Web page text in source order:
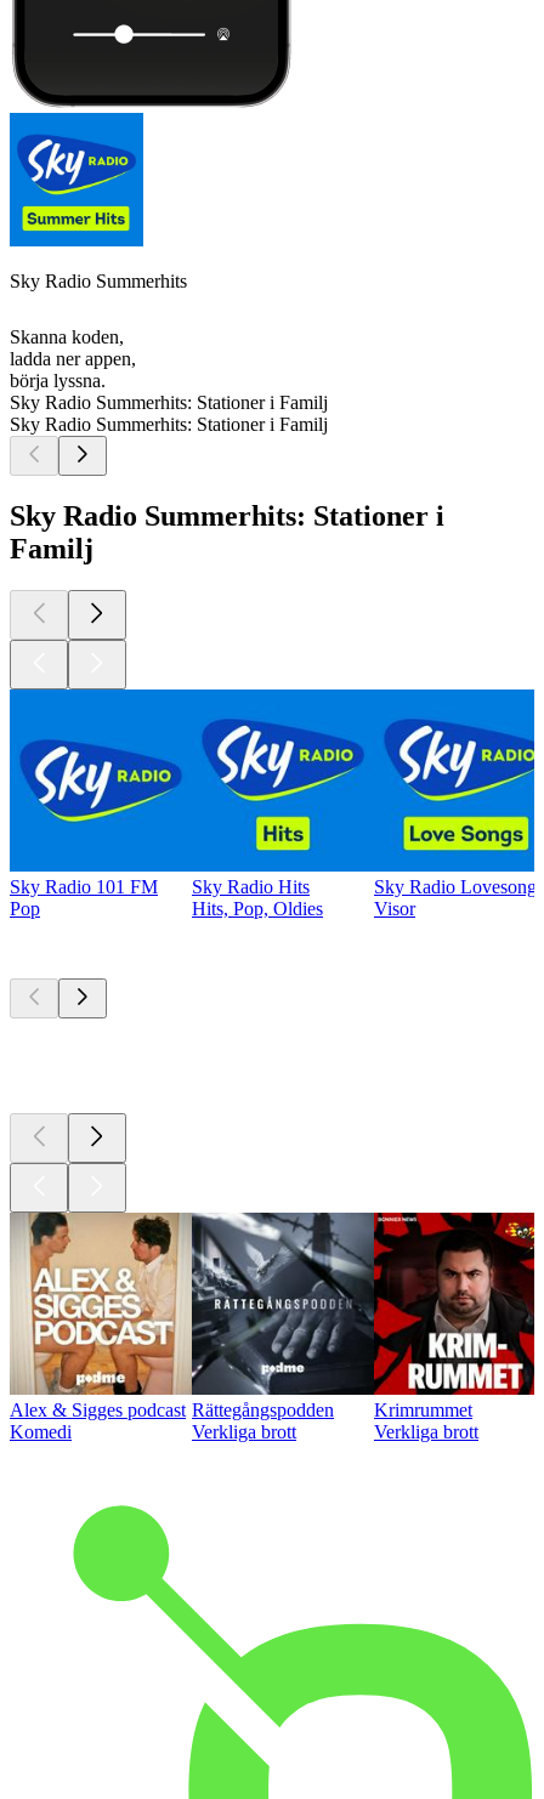
Sky Radio Summerhits
Skanna koden,
ladda ner appen,
börja lyssna.
Sky Radio Summerhits: Stationer i Familj
Sky Radio Summerhits: Stationer i Familj
Sky Radio Summerhits: Stationer i
Familj
Sky Radio 101 FM
Pop
Sky Radio Hits
Hits, Pop, Oldies
Sky Radio Lovesongs
Visor
Alex & Sigges podcast
Komedi
Rättegångspodden
Verkliga brott
Krimrummet
Verkliga brott